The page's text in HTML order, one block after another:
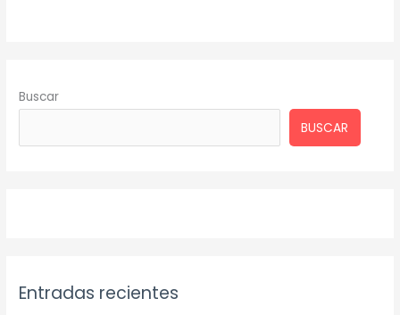
Buscar
BUSCAR
Entradas recientes